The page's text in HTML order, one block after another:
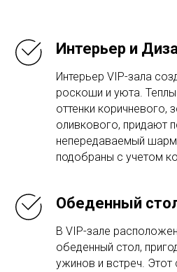
Интерьер и
Интерьер VIP-зала
роскоши и уюта.
оттенки коричневого,
оливкового, придают
непередаваемый
подобраны с учетом
Обеденный
В VIP-зале
обеденный стол,
ужинов и встреч. Этот